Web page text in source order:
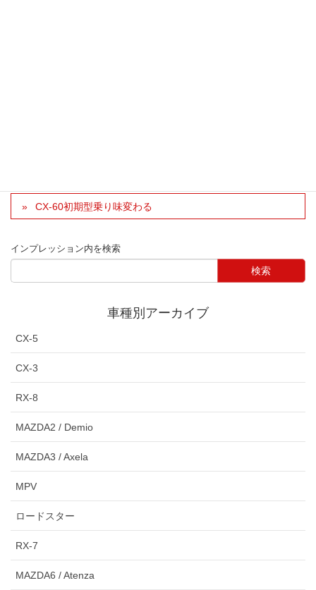
CX-60初期型乗り味変わる
インプレッション内を検索
車種別アーカイブ
CX-5
CX-3
RX-8
MAZDA2 / Demio
MAZDA3 / Axela
MPV
ロードスター
RX-7
MAZDA6 / Atenza